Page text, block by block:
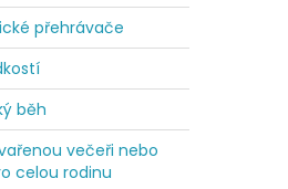
přehrávače
běh
večeři nebo
celou rodinu